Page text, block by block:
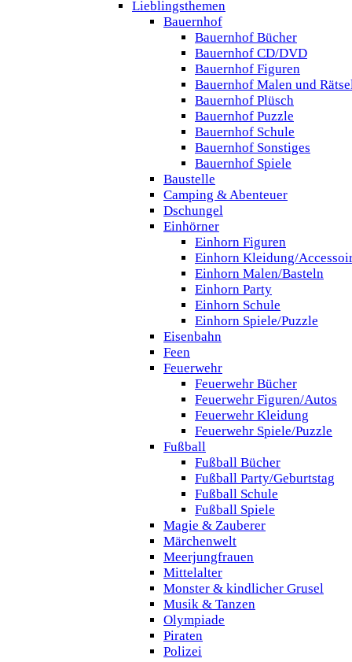
Lieblingsthemen
Bauernhof
Bauernhof Bücher
Bauernhof CD/DVD
Bauernhof Figuren
Bauernhof Malen und
Bauernhof Plüsch
Bauernhof Puzzle
Bauernhof Schule
Bauernhof Sonstiges
Bauernhof Spiele
Baustelle
Camping & Abenteuer
Dschungel
Einhörner
Einhorn Figuren
Einhorn Kleidung/
Einhorn Malen/Basteln
Einhorn Party
Einhorn Schule
Einhorn Spiele/Puzzle
Eisenbahn
Feen
Feuerwehr
Feuerwehr Bücher
Feuerwehr Figuren/Autos
Feuerwehr Kleidung
Feuerwehr Spiele/Puzzle
Fußball
Fußball Bücher
Fußball Party/Geburtstag
Fußball Schule
Fußball Spiele
Magie & Zauberer
Märchenwelt
Meerjungfrauen
Mittelalter
Monster & kindlicher Grusel
Musik & Tanzen
Olympiade
Piraten
Polizei